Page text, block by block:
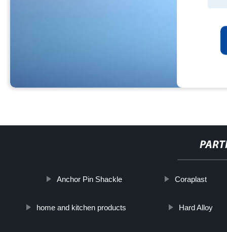
Anchor Pin Shackle Coraplast
home and kitchen products Hard Alloy